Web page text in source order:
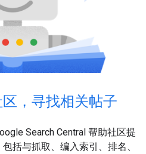
，寻找相关帖子
Search Central 帮助社区提
括与抓取、编入索引、排名、